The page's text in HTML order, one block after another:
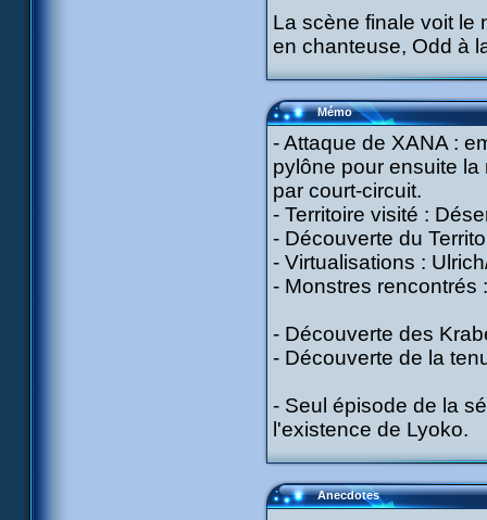
La scène finale voit le
en chanteuse, Odd à
Mémo
- Attaque de XANA :
pylône pour ensuite
par court-circuit.
- Territoire visité :
- Découverte du
- Virtualisations :
- Monstres rencontrés
- Découverte des
- Découverte de la
- Seul épisode de la
l'existence de Lyoko.
Anecdotes